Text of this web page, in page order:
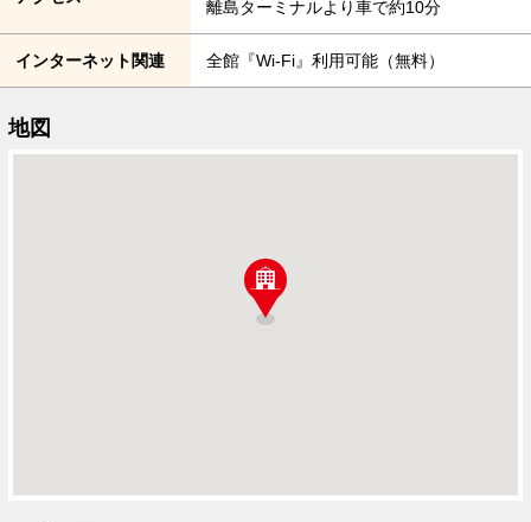
離島ターミナルより車で約10分
インターネット関連 全館『Wi-Fi』利用可能（無料）
地図